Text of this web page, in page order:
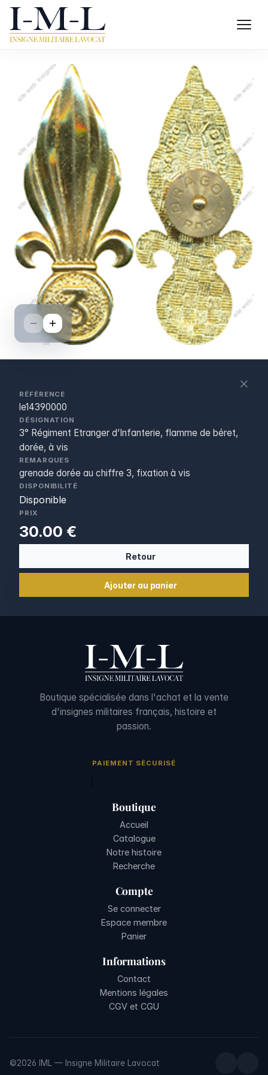
RÉFÉRENCE
le14390000
DÉSIGNATION
3° Régiment Etranger d’Infanterie, flamme de béret,
dorée, à vis
REMARQUES
grenade dorée au chiffre 3, fixation à vis
DISPONIBILITÉ
Disponible
PRIX
30.00 €
Retour
Ajouter au panier
Boutique spécialisée dans l'achat et la vente
d'insignes militaires français, histoire et
passion.
PAIEMENT SÉCURISÉ
Boutique
Accueil
Catalogue
Notre histoire
Recherche
Compte
Se connecter
Espace membre
Panier
Informations
Contact
Mentions légales
CGV et CGU
©2026 IML — Insigne Militaire Lavocat